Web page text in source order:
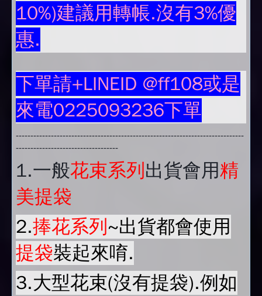
10%)建議用轉帳.沒有3%優
惠.
下單請+LINEID @ff108或是
來電0225093236下單
------------------------------------------------------------------------------
-----------------------------------
1.一般花束系列出貨會用精
美提袋
2.捧花系列~出貨都會使用
提袋裝起來唷.
3.大型花束(沒有提袋).例如